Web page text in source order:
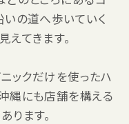
いの道へ歩いていく
えてきます。
ックだけを使ったハ
縄にも店舗を構える
ります。